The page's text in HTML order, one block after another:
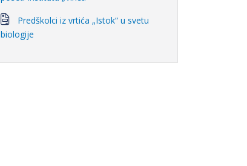
Predškolci iz vrtića „Istok“ u svetu
biologije